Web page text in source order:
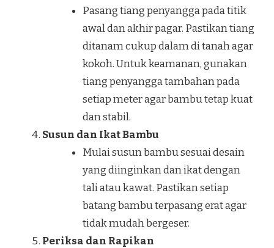
Pasang tiang penyangga pada titik
awal dan akhir pagar. Pastikan tiang
ditanam cukup dalam di tanah agar
kokoh. Untuk keamanan, gunakan
tiang penyangga tambahan pada
setiap meter agar bambu tetap kuat
dan stabil.
Susun dan Ikat Bambu
Mulai susun bambu sesuai desain
yang diinginkan dan ikat dengan
tali atau kawat. Pastikan setiap
batang bambu terpasang erat agar
tidak mudah bergeser.
Periksa dan Rapikan